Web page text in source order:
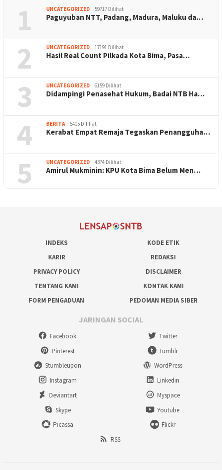
1 UNCATEGORIZED 59717 Dilihat
Paguyuban NTT, Padang, Madura, Maluku da…
2 UNCATEGORIZED 17191 Dilihat
Hasil Real Count Pilkada Kota Bima, Pasa…
3 UNCATEGORIZED 6159 Dilihat
Didampingi Penasehat Hukum, Badai NTB Ha…
4 BERITA 5405 Dilihat
Kerabat Empat Remaja Tegaskan Penangguha…
5 UNCATEGORIZED 4374 Dilihat
Amirul Mukminin: KPU Kota Bima Belum Men…
INDEKS
KODE ETIK
KARIR
REDAKSI
PRIVACY POLICY
DISCLAIMER
TENTANG KAMI
KONTAK KAMI
FORM PENGADUAN
PEDOMAN MEDIA SIBER
JARINGAN SOCIAL
Facebook
Twitter
Pinterest
Tumblr
Stumbleupon
WordPress
Instagram
Linkedin
Deviantart
Myspace
Skype
Youtube
Picassa
Flickr
RSS